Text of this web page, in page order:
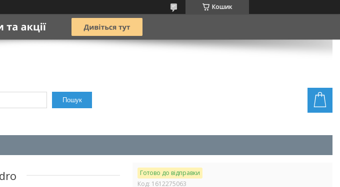
Кошик
Пошук
Готово до відправки
Код: 1612275063